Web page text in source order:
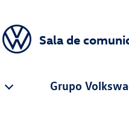
Sala de
Grupo